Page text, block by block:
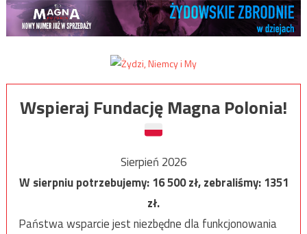
Wspieraj Fundację Magna Polonia!
Sierpień 2026
W sierpniu potrzebujemy:16 500zł, zebraliśmy:1351
zł.
Państwa wsparcie jest niezbędne dla funkcjonowania